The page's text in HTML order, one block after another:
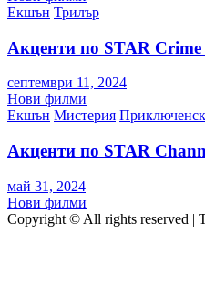
Екшън Трилър
Акценти по STAR Crime
септември 11, 2024
Нови филми
Екшън Мистерия
Акценти по STAR
май 31, 2024
Нови филми
Copyright © All rights reserved |